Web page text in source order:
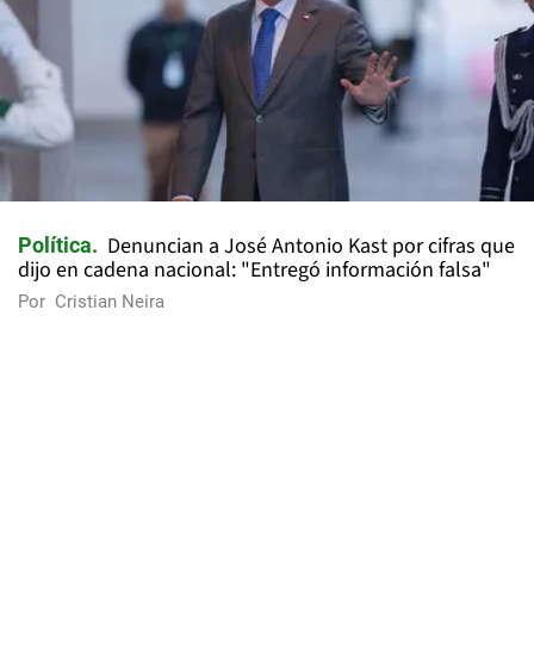
Política
Denuncian a José Antonio Kast por cifras que
dijo en cadena nacional: "Entregó información falsa"
Por Cristian Neira